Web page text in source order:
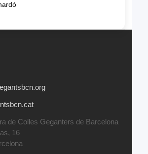
de Colles Geganters de Barcelona
16